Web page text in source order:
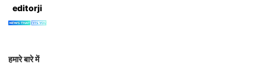
editorji
हमारे बारे में